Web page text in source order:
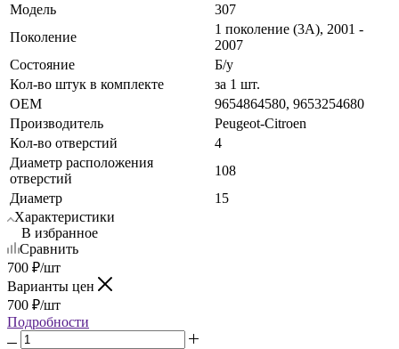
Модель
307
Поколение
1 поколение (3A), 2001 -
2007
Состояние
Б/у
Кол-во штук в комплекте
за 1 шт.
OEM
9654864580, 9653254680
Производитель
Peugeot-Citroen
Кол-во отверстий
4
Диаметр расположения
отверстий
108
Диаметр
15
Характеристики
В избранное
Сравнить
700 ₽/шт
Варианты цен
700 ₽/шт
Подробности